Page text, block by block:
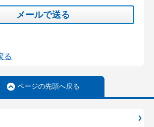
メールで送る
る
ページの先頭へ戻る